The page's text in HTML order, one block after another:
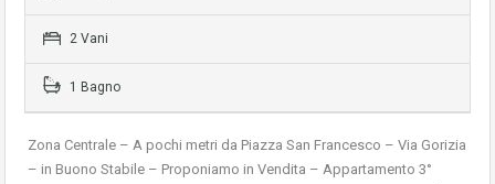
2 Vani
1 Bagno
Zona Centrale – A pochi metri da Piazza San Francesco – Via Gorizia
– in Buono Stabile – Proponiamo in Vendita – Appartamento 3°